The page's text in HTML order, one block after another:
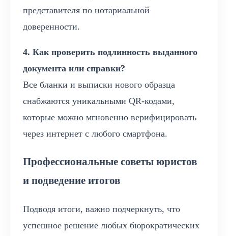
представителя по нотариальной
доверенности.
4. Как проверить подлинность выданного
документа или справки?
Все бланки и выписки нового образца
снабжаются уникальными QR-кодами,
которые можно мгновенно верифицировать
через интернет с любого смартфона.
Профессиональные советы юристов
и подведение итогов
Подводя итоги, важно подчеркнуть, что
успешное решение любых бюрократических